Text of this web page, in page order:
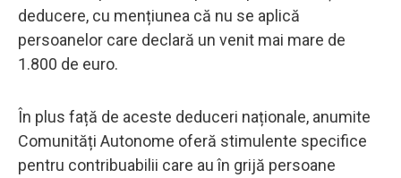
deducere, cu mențiunea că nu se aplică
persoanelor care declară un venit mai mare de
1.800 de euro.
În plus față de aceste deduceri naționale, anumite
Comunități Autonome oferă stimulente specifice
pentru contribuabilii care au în grijă persoane